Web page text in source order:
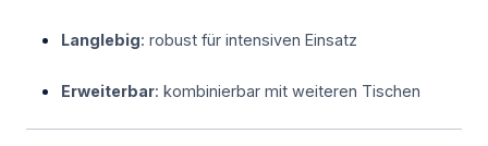
Langlebig: robust für intensiven Einsatz
Erweiterbar: kombinierbar mit weiteren Tischen